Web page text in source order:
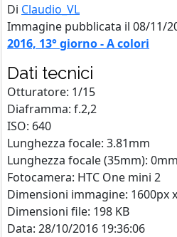
Di Claudio_VL
Immagine pubblicata il 08/11/
2016, 13° giorno - A colori
Dati tecnici
Otturatore: 1/15
Diaframma: f.2,2
ISO: 640
Lunghezza focale: 3.81mm
Lunghezza focale (35mm): 0mm
Fotocamera: HTC One mini 2
Dimensioni immagine: 1600px
Dimensioni file: 198 KB
Data: 28/10/2016 19:36:06